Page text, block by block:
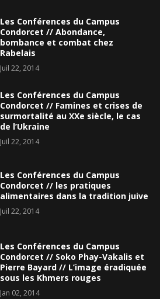
Les Conférences du Campus
Condorcet // Abondance,
bombance et combat chez
Rabelais
Juil 22, 2014
Les Conférences du Campus
Condorcet // Famines et crises de
surmortalité au XXe siècle, le cas
de l’Ukraine
Juil 22, 2014
Les Conférences du Campus
Condorcet // les pratiques
alimentaires dans la tradition juive
Juil 22, 2014
Les Conférences du Campus
Condorcet // Soko Phay-Vakalis et
Pierre Bayard // L’image éradiquée
sous les Khmers rouges
Jan 02, 2014